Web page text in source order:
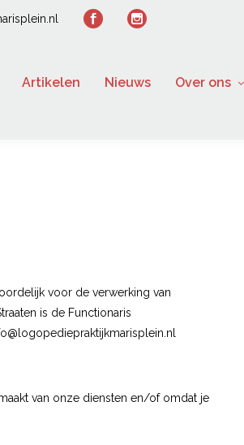
Artikelen Nieuws Over ons
voor de verwerking van
is de Functionaris
van onze diensten en/of omdat je